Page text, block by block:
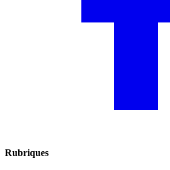
Rubriques